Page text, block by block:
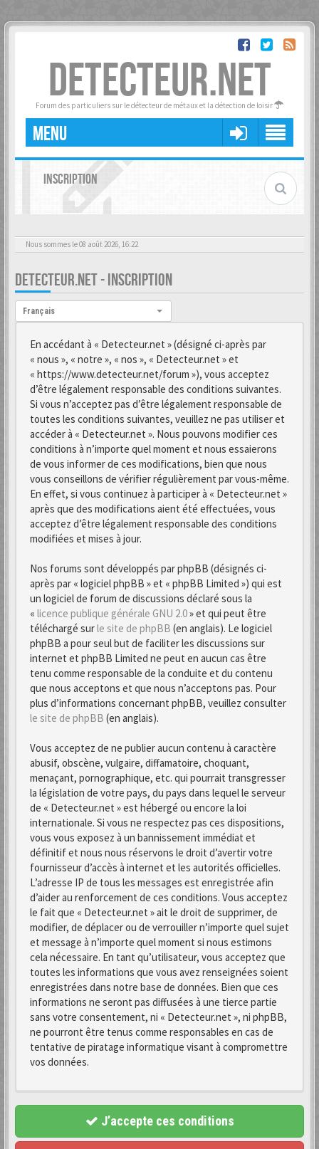
DETECTEUR.NET
Forum des particuliers sur le détecteur de métaux et la détection de loisir
MENU
INSCRIPTION
Nous sommes le 08 août 2026, 16:22
DETECTEUR.NET - INSCRIPTION
Langue :
Français
En accédant à « Detecteur.net » (désigné ci-après par
« nous », « notre », « nos », « Detecteur.net » et
« https://www.detecteur.net/forum »), vous acceptez
d’être légalement responsable des conditions suivantes.
Si vous n’acceptez pas d’être légalement responsable de
toutes les conditions suivantes, veuillez ne pas utiliser et
accéder à « Detecteur.net ». Nous pouvons modifier ces
conditions à n’importe quel moment et nous essaierons
de vous informer de ces modifications, bien que nous
vous conseillons de vérifier régulièrement par vous-même.
En effet, si vous continuez à participer à « Detecteur.net »
après que des modifications aient été effectuées, vous
acceptez d’être légalement responsable des conditions
modifiées et mises à jour.
Nos forums sont développés par phpBB (désignés ci-
après par « logiciel phpBB » et « phpBB Limited ») qui est
un logiciel de forum de discussions déclaré sous la
« licence publique générale GNU 2.0» et qui peut être
téléchargé surle site de phpBB (en anglais). Le logiciel
phpBB a pour seul but de faciliter les discussions sur
internet et phpBB Limited ne peut en aucun cas être
tenu comme responsable de la conduite et du contenu
que nous acceptons et que nous n’acceptons pas. Pour
plus d’informations concernant phpBB, veuillez consulter
le site de phpBB (en anglais).
Vous acceptez de ne publier aucun contenu à caractère
abusif, obscène, vulgaire, diffamatoire, choquant,
menaçant, pornographique, etc. qui pourrait transgresser
la législation de votre pays, du pays dans lequel le serveur
de « Detecteur.net » est hébergé ou encore la loi
internationale. Si vous ne respectez pas ces dispositions,
vous vous exposez à un bannissement immédiat et
définitif et nous nous réservons le droit d’avertir votre
fournisseur d’accès à internet et les autorités officielles.
L’adresse IP de tous les messages est enregistrée afin
d’aider au renforcement de ces conditions. Vous acceptez
le fait que « Detecteur.net » ait le droit de supprimer, de
modifier, de déplacer ou de verrouiller n’importe quel sujet
et message à n’importe quel moment si nous estimons
cela nécessaire. En tant qu’utilisateur, vous acceptez que
toutes les informations que vous avez renseignées soient
enregistrées dans notre base de données. Bien que ces
informations ne seront pas diffusées à une tierce partie
sans votre consentement, ni « Detecteur.net », ni phpBB,
ne pourront être tenus comme responsables en cas de
tentative de piratage informatique visant à compromettre
vos données.
J’accepte ces conditions